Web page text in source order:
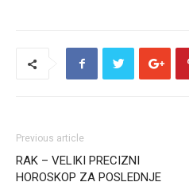
Previous article
RAK – VELIKI PRECIZNI
HOROSKOP ZA POSLEDNJE